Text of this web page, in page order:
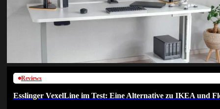
Reviews
Esslinger VexelLine im Test: Eine Alternative zu IKEA und